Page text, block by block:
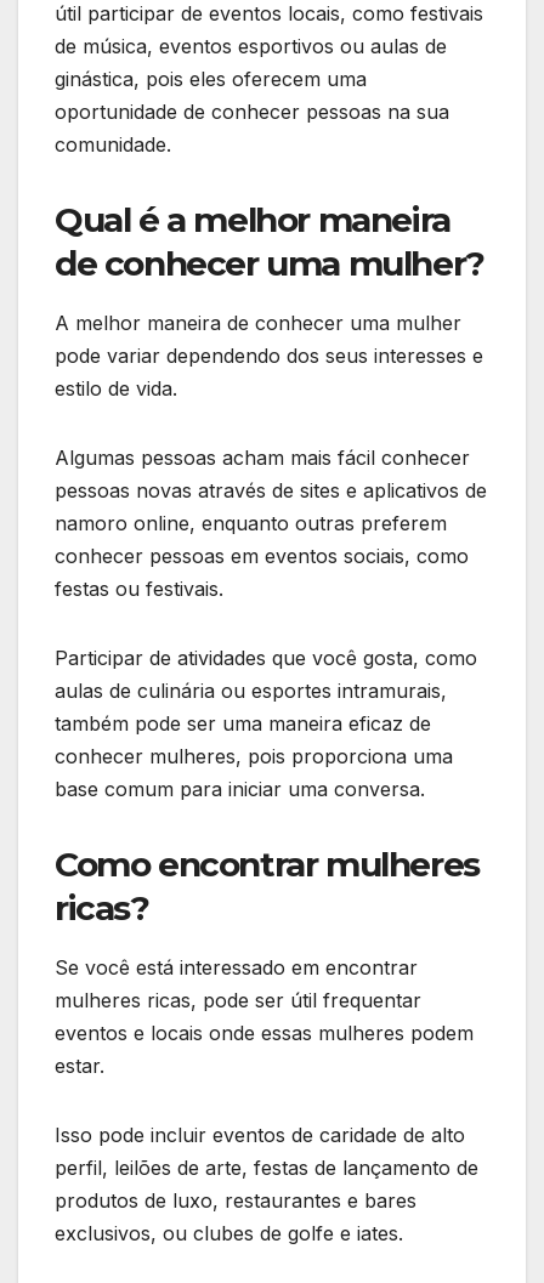
útil participar de eventos locais, como festivais
de música, eventos esportivos ou aulas de
ginástica, pois eles oferecem uma
oportunidade de conhecer pessoas na sua
comunidade.
Qual é a melhor maneira
de conhecer uma mulher?
A melhor maneira de conhecer uma mulher
pode variar dependendo dos seus interesses e
estilo de vida.
Algumas pessoas acham mais fácil conhecer
pessoas novas através de sites e aplicativos de
namoro online, enquanto outras preferem
conhecer pessoas em eventos sociais, como
festas ou festivais.
Participar de atividades que você gosta, como
aulas de culinária ou esportes intramurais,
também pode ser uma maneira eficaz de
conhecer mulheres, pois proporciona uma
base comum para iniciar uma conversa.
Como encontrar mulheres
ricas?
Se você está interessado em encontrar
mulheres ricas, pode ser útil frequentar
eventos e locais onde essas mulheres podem
estar.
Isso pode incluir eventos de caridade de alto
perfil, leilões de arte, festas de lançamento de
produtos de luxo, restaurantes e bares
exclusivos, ou clubes de golfe e iates.